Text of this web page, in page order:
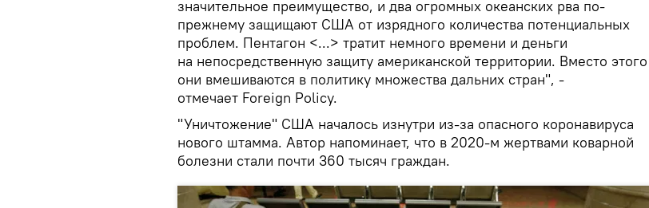
значительное преимущество, и два огромных океанских рва по-
прежнему защищают США от изрядного количества потенциальных
проблем. Пентагон <...> тратит немного времени и деньги
на непосредственную защиту американской территории. Вместо этого
они вмешиваются в политику множества дальних стран", -
отмечает Foreign Policy.
"Уничтожение" США началось изнутри из-за опасного коронавируса
нового штамма. Автор напоминает, что в 2020-м жертвами коварной
болезни стали почти 360 тысяч граждан.